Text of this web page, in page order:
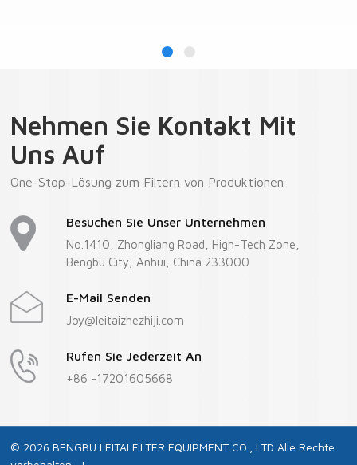
Mehr Mehr
Nehmen Sie Kontakt Mit
Uns Auf
One-Stop-Lösung zum Filtern von Produktionen
Besuchen Sie Unser Unternehmen
No.1410, Zhongliang Road, High-Tech Zone,
Bengbu City, Anhui, China 233000
E-Mail Senden
Joy@leitaizhezhiji.com
Rufen Sie Jederzeit An
+86 -17201605668
© 2026 BENGBU LEITAI FILTER EQUIPMENT CO., LTD Alle Rechte